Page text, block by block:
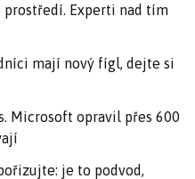
prostředí. Experti nad tím
mají nový fígl, dejte si
Microsoft opravil přes 600
je to podvod,